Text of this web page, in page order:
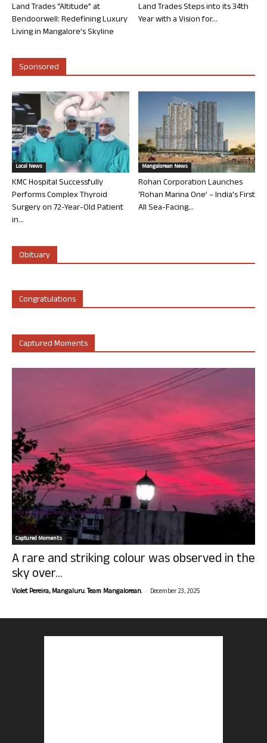
Land Trades “Altitude” at
Bendoorwell: Redefining Luxury
Living in Mangalore’s Skyline
Land Trades Steps into its 34th
Year with a Vision for...
Sponsored
Local News
KMC Hospital Successfully
Performs Complex Thyroid
Surgery on 72-Year-Old Patient
in...
Mangalorean News
Rohan Corporation Launches
‘Rohan Marina One’ – India’s First
All Sea-Facing...
Obituary
Congratulations
Captured Moments
Captured Moments
A rare and striking colour was observed in the
sky over...
Violet Pereira, Mangaluru. Team Mangalorean. - December 23, 2025